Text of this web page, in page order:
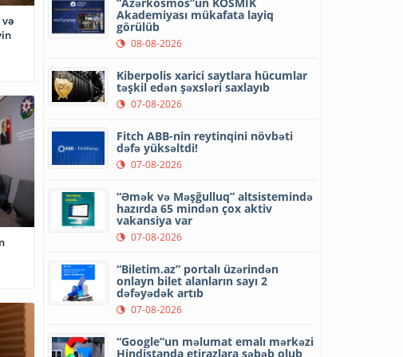
Akademiyası mükafata layiq
görülüb
08-08-2026
Kiberpolis xarici saytlara hücumlar
təşkil edən şəxsləri saxlayıb
07-08-2026
Fitch ABB-nin reytinqini növbəti
dəfə yüksəltdi!
07-08-2026
“Əmək və Məşğulluq” altsistemində
hazırda 65 mindən çox aktiv
vakansiya var
07-08-2026
“Biletim.az” portalı üzərindən
onlayn bilet alanların sayı 2
dəfəyədək artıb
07-08-2026
“Google”un məlumat emalı mərkəzi
Hindistanda etirazlara səbəb olub